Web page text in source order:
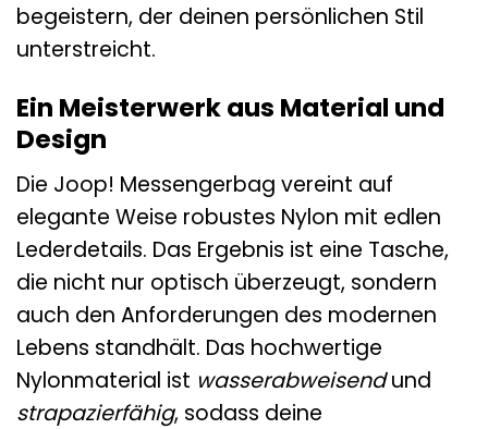
begeistern, der deinen persönlichen Stil
unterstreicht.
Ein Meisterwerk aus Material und
Design
Die Joop! Messengerbag vereint auf
elegante Weise robustes Nylon mit edlen
Lederdetails. Das Ergebnis ist eine Tasche,
die nicht nur optisch überzeugt, sondern
auch den Anforderungen des modernen
Lebens standhält. Das hochwertige
Nylonmaterial ist wasserabweisendund
strapazierfähig, sodass deine